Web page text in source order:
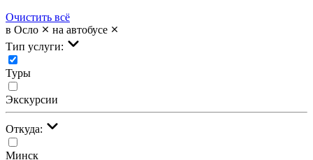
Очистить всё
в Осло
на автобусе
Тип услуги:
Туры
Экскурсии
Откуда:
Минск